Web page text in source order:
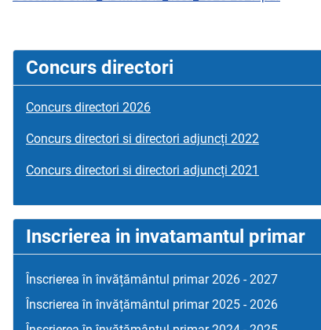
Concurs directori
Concurs directori 2026
Concurs directori si directori adjuncți 2022
Concurs directori si directori adjuncți 2021
Inscrierea in invatamantul primar
Înscrierea în învățământul primar 2026 - 2027
Înscrierea în învățământul primar 2025 - 2026